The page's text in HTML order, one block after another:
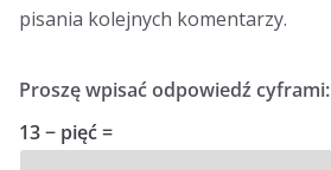
pisania kolejnych komentarzy.
Proszę wpisać odpowiedź cyframi:
13 − pięć =